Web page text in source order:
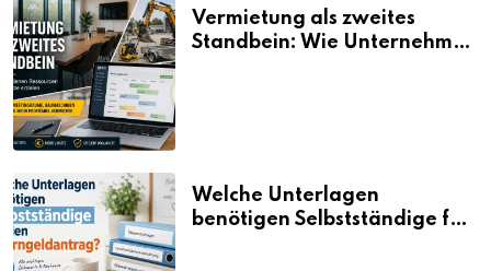
Vermietung als zweites
Standbein: Wie Unternehmen
Welche Unterlagen
benötigen Selbstständige für